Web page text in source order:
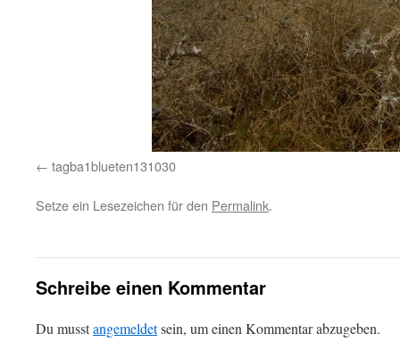
tagba1blueten131030
Setze ein Lesezeichen für den Permalink.
Schreibe einen Kommentar
Du musstangemeldetsein, um einen Kommentar abzugeben.